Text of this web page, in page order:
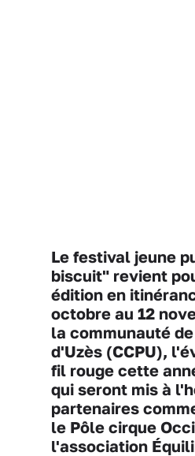
Le festival jeune
biscuit" revient
édition en
octobre au 12
la communauté
d'Uzès (CCPU),
fil rouge cette
qui seront mis à
partenaires
le Pôle cirque
l'association